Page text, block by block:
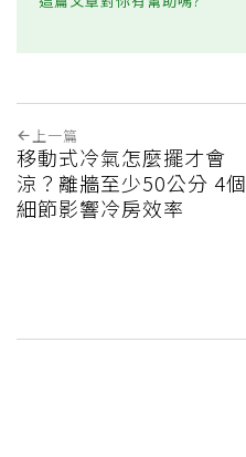
上一篇
移動式冷氣怎麼擺才會
涼？離牆至少50公分 4個
細節影響冷房效率